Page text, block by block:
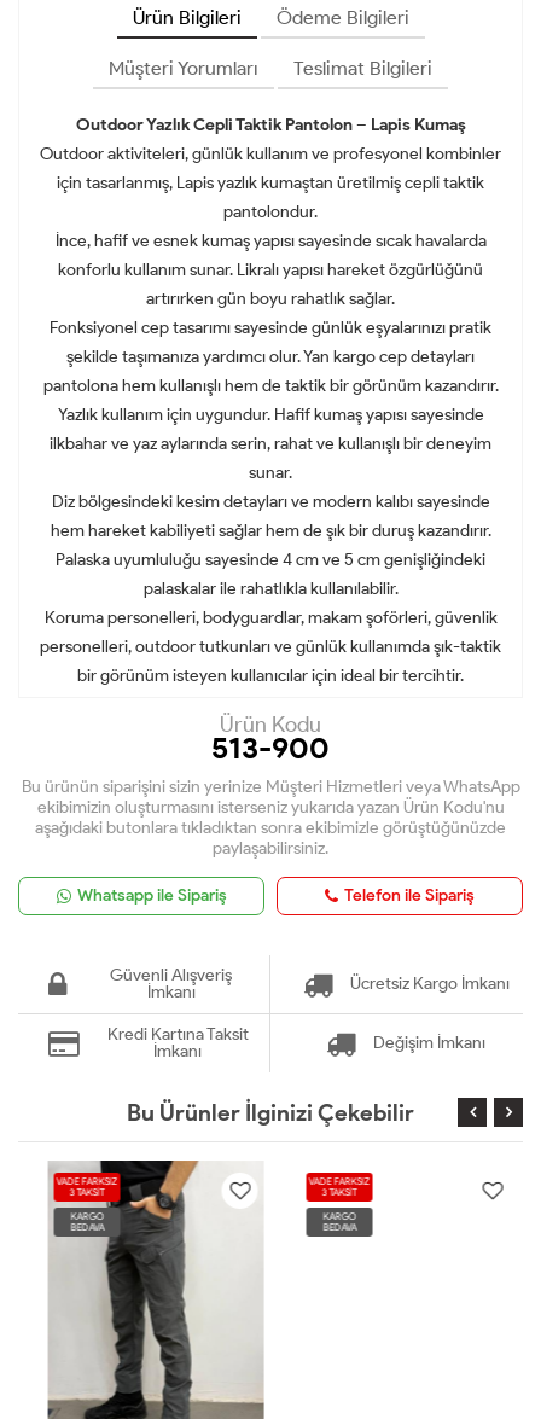
Ürün Bilgileri Ödeme Bilgileri
Müşteri Yorumları Teslimat Bilgileri
Outdoor Yazlık Cepli Taktik Pantolon – Lapis Kumaş
Outdoor aktiviteleri, günlük kullanım ve profesyonel kombinler
için tasarlanmış, Lapis yazlık kumaştan üretilmiş cepli taktik
pantolondur.
İnce, hafif ve esnek kumaş yapısı sayesinde sıcak havalarda
konforlu kullanım sunar. Likralı yapısı hareket özgürlüğünü
artırırken gün boyu rahatlık sağlar.
Fonksiyonel cep tasarımı sayesinde günlük eşyalarınızı pratik
şekilde taşımanıza yardımcı olur. Yan kargo cep detayları
pantolona hem kullanışlı hem de taktik bir görünüm kazandırır.
Yazlık kullanım için uygundur. Hafif kumaş yapısı sayesinde
ilkbahar ve yaz aylarında serin, rahat ve kullanışlı bir deneyim
sunar.
Diz bölgesindeki kesim detayları ve modern kalıbı sayesinde
hem hareket kabiliyeti sağlar hem de şık bir duruş kazandırır.
Palaska uyumluluğu sayesinde 4 cm ve 5 cm genişliğindeki
palaskalar ile rahatlıkla kullanılabilir.
Koruma personelleri, bodyguardlar, makam şoförleri, güvenlik
personelleri, outdoor tutkunları ve günlük kullanımda şık-taktik
bir görünüm isteyen kullanıcılar için ideal bir tercihtir.
Ürün Kodu
513-900
Bu ürünün siparişini sizin yerinize Müşteri Hizmetleri veya WhatsApp
ekibimizin oluşturmasını isterseniz yukarıda yazan Ürün Kodu'nu
aşağıdaki butonlara tıkladıktan sonra ekibimizle görüştüğünüzde
paylaşabilirsiniz.
Whatsapp ile Sipariş Telefon ile Sipariş
Güvenli Alışveriş
İmkanı
Ücretsiz Kargo İmkanı
Kredi Kartına Taksit
İmkanı
Değişim İmkanı
Bu Ürünler İlginizi Çekebilir
VADE FARKSIZ
3 TAKSİT
KARGO
BEDAVA
VADE FARKSIZ
3 TAKSİT
KARGO
BEDAVA